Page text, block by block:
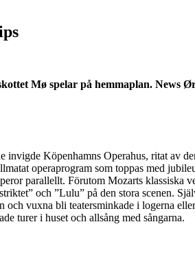
Mø spelar på hemmaplan. News
invigde Köpenhamns Operahus, ritat av
operaprogram som toppas med
parallellt. Förutom Mozarts klassiska
och ”Lulu” på den stora scenen.
och vuxna bli teatersminkade i logerna
turer i huset och allsång med sångarna.